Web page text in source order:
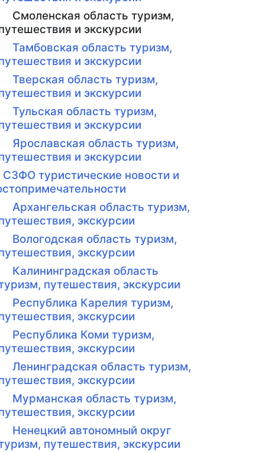
Смоленская область туризм,
и экскурсии
Тамбовская область туризм,
и экскурсии
Тверская область туризм,
и экскурсии
Тульская область туризм,
и экскурсии
Ярославская область туризм,
и экскурсии
СЗФО туристические новости и
Архангельская область туризм,
экскурсии
Вологодская область туризм,
экскурсии
Калининградская область
путешествия, экскурсии
Республика Карелия туризм,
экскурсии
Республика Коми туризм,
экскурсии
Ленинградская область туризм,
экскурсии
Мурманская область туризм,
экскурсии
Ненецкий автономный округ
путешествия, экскурсии